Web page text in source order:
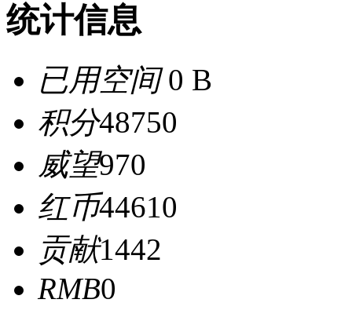
统计信息
已用空间0 B
积分48750
威望970
红币44610
贡献1442
RMB0